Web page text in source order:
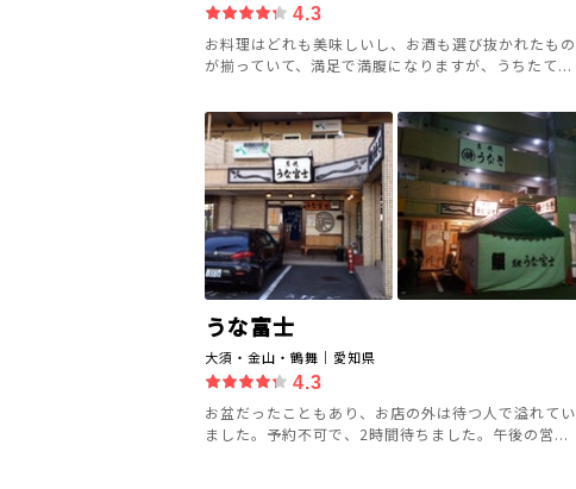
4.3
お料理はどれも美味しいし、お酒も選び抜かれたもの
が揃っていて、満足で満腹になりますが、うちたて...
うな富士
大須・金山・鶴舞｜愛知県
4.3
お盆だったこともあり、お店の外は待つ人で溢れてい
ました。予約不可で、2時間待ちました。午後の営...